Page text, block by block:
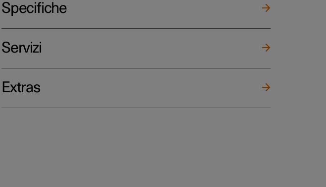
Specifiche
Servizi
Extras